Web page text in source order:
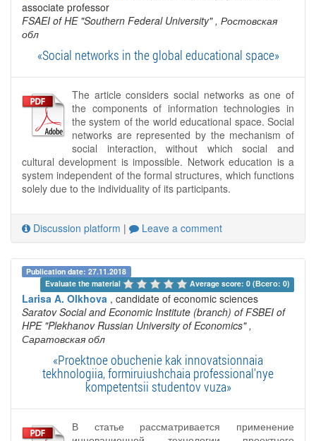
associate professor
FSAEI of HE "Southern Federal University" , Ростовская
обл
«Social networks in the global educational space»
The article considers social networks as one of
the components of information technologies in
the system of the world educational space. Social
networks are represented by the mechanism of
social interaction, without which social and
cultural development is impossible. Network education is a
system independent of the formal structures, which functions
solely due to the individuality of its participants.
Discussion platform | Leave a comment
Publication date: 27.11.2018
Evaluate the material
Average score: 0 (Всего: 0)
Larisa A. Olkhova , candidate of economic sciences
Saratov Social and Economic Institute (branch) of FSBEI of
HPE "Plekhanov Russian University of Economics" ,
Саратовская обл
«Proektnoe obuchenie kak innovatsionnaia
tekhnologiia, formiruiushchaia professional'nye
kompetentsii studentov vuza»
В статье рассматривается применение